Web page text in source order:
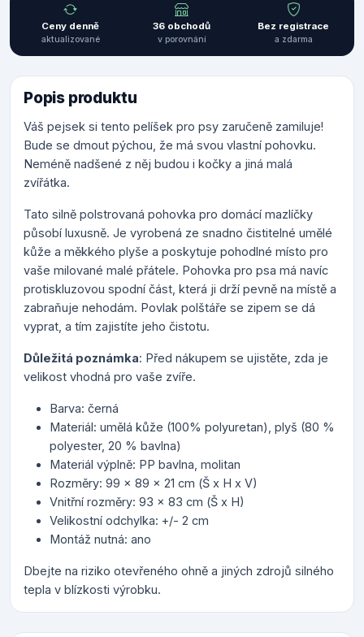
Ceny denně
aktualizované
36 obchodů
v porovnání
Bez registrace
a zdarma
Popis produktu
Váš pejsek si tento pelíšek pro psy zaručeně zamiluje!
Bude se dmout pýchou, že má svou vlastní pohovku.
Neméně nadšené z něj budou i kočky a jiná malá
zvířátka.
Tato silně polstrovaná pohovka pro domácí mazlíčky
působí luxusně. Je vyrobená ze snadno čistitelné umělé
kůže a měkkého plyše a poskytuje pohodlné místo pro
vaše milované malé přátele. Pohovka pro psa má navíc
protiskluzovou spodní část, která ji drží pevně na místě a
zabraňuje nehodám. Povlak polštáře se zipem se dá
vyprat, a tím zajistíte jeho čistotu.
Důležitá poznámka: Před nákupem se ujistěte, zda je
velikost vhodná pro vaše zvíře.
Barva: černá
Materiál: umělá kůže (100% polyuretan), plyš (80 %
polyester, 20 % bavlna)
Materiál výplně: PP bavlna, molitan
Rozměry: 99 x 89 x 21 cm (Š x H x V)
Vnitřní rozměry: 93 x 83 cm (Š x H)
Velikostní odchylka: +/- 2 cm
Montáž nutná: ano
Dbejte na riziko otevřeného ohně a jiných zdrojů silného
tepla v blízkosti výrobku.